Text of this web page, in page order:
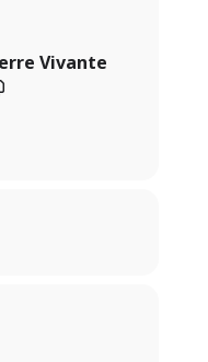
Vivante